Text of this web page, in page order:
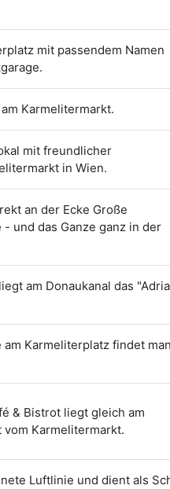
mit passendem Namen
Karmelitermarkt.
mit freundlicher
in Wien.
an der Ecke Große
und das Ganze ganz in der
am Donaukanal das "Adria
Karmeliterplatz findet man
& Bistrot liegt gleich am
Karmelitermarkt.
Luftlinie und dient als